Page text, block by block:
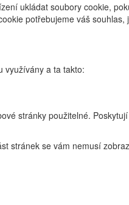
ukládat soubory cookie,
potřebujeme váš souhlas,
využívány a ta takto:
stránky použitelné.
stránek se vám nemusí